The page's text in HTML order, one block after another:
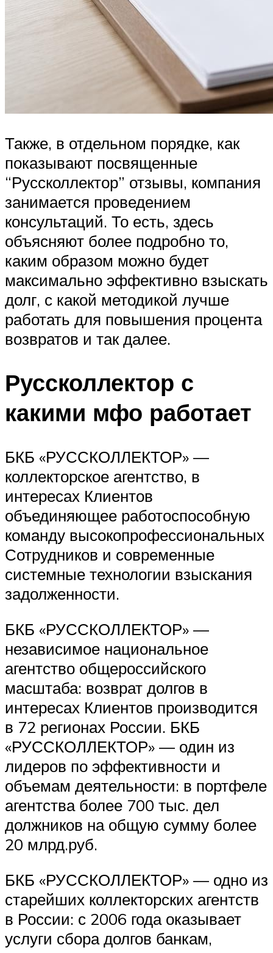
Также, в отдельном порядке, как
показывают посвященные
“Руссколлектор” отзывы, компания
занимается проведением
консультаций. То есть, здесь
объясняют более подробно то,
каким образом можно будет
максимально эффективно взыскать
долг, с какой методикой лучше
работать для повышения процента
возвратов и так далее.
Руссколлектор с
какими мфо работает
БКБ «РУССКОЛЛЕКТОР» —
коллекторское агентство, в
интересах Клиентов
объединяющее работоспособную
команду высокопрофессиональных
Сотрудников и современные
системные технологии взыскания
задолженности.
БКБ «РУССКОЛЛЕКТОР» —
независимое национальное
агентство общероссийского
масштаба: возврат долгов в
интересах Клиентов производится
в 72 регионах России. БКБ
«РУССКОЛЛЕКТОР» — один из
лидеров по эффективности и
объемам деятельности: в портфеле
агентства более 700 тыс. дел
должников на общую сумму более
20 млрд.руб.
БКБ «РУССКОЛЛЕКТОР» — одно из
старейших коллекторских агентств
в России: с 2006 года оказывает
услуги сбора долгов банкам,